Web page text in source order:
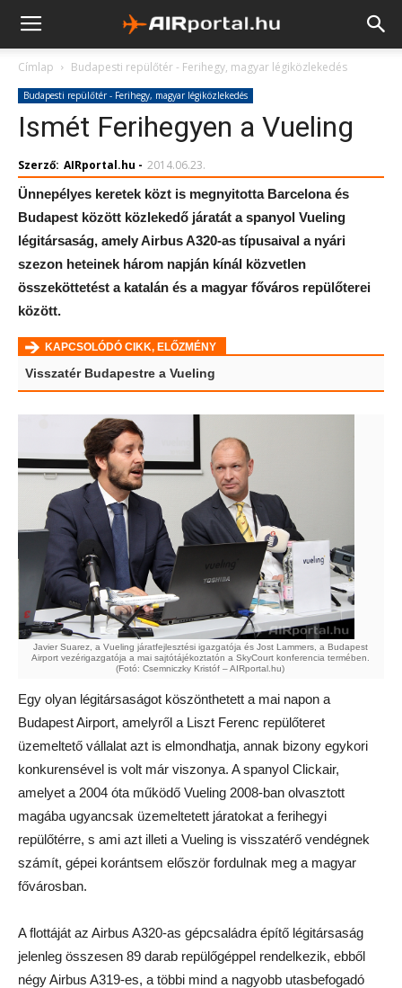
Címlap Budapesti repülőtér - Ferihegy, magyar légiközlekedés
Budapesti repülőtér - Ferihegy, magyar légiközlekedés
Ismét Ferihegyen a Vueling
Szerző: AIRportal.hu - 2014.06.23.
Ünnepélyes keretek közt is megnyitotta Barcelona és
Budapest között közlekedő járatát a spanyol Vueling
légitársaság, amely Airbus A320-as típusaival a nyári
szezon heteinek három napján kínál közvetlen
összeköttetést a katalán és a magyar főváros repülőterei
között.
KAPCSOLÓDÓ CIKK, ELŐZMÉNY
Visszatér Budapestre a Vueling
Javier Suarez, a Vueling járatfejlesztési igazgatója és Jost Lammers, a Budapest
Airport vezérigazgatója a mai sajtótájékoztatón a SkyCourt konferencia termében.
(Fotó: Csemniczky Kristóf – AIRportal.hu)
Egy olyan légitársaságot köszönthetett a mai napon a
Budapest Airport, amelyről a Liszt Ferenc repülőteret
üzemeltető vállalat azt is elmondhatja, annak bizony egykori
konkurensével is volt már viszonya. A spanyol Clickair,
amelyet a 2004 óta működő Vueling 2008-ban olvasztott
magába ugyancsak üzemeltetett járatokat a ferihegyi
repülőtérre, s ami azt illeti a Vueling is visszatérő vendégnek
számít, gépei korántsem először fordulnak meg a magyar
fővárosban.
A flottáját az Airbus A320-as gépcsaládra építő légitársaság
jelenleg összesen 89 darab repülőgéppel rendelkezik, ebből
négy Airbus A319-es, a többi mind a nagyobb utasbefogadó